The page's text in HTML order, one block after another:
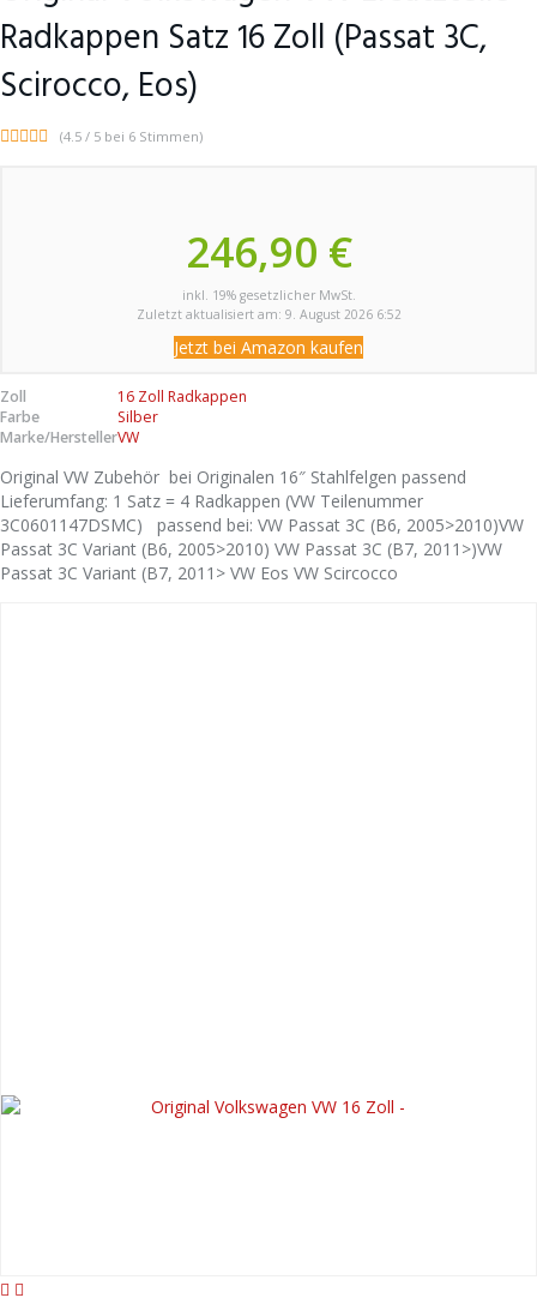
Radkappen Satz 16 Zoll (Passat 3C,
Scirocco, Eos)
(4.5 / 5 bei 6 Stimmen)
246,90 €
inkl. 19% gesetzlicher MwSt.
Zuletzt aktualisiert am: 9. August 2026 6:52
Jetzt bei Amazon kaufen
Zoll
16 Zoll Radkappen
Farbe
Silber
Marke/HerstellerVW
Original VW Zubehör bei Originalen 16″ Stahlfelgen passend
Lieferumfang: 1 Satz = 4 Radkappen (VW Teilenummer
3C0601147DSMC) passend bei: VW Passat 3C (B6, 2005>2010)VW
Passat 3C Variant (B6, 2005>2010) VW Passat 3C (B7, 2011>)VW
Passat 3C Variant (B7, 2011> VW Eos VW Scircocco